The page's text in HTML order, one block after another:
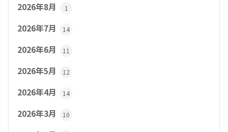
2026年8月 1
2026年7月 14
2026年6月 11
2026年5月 12
2026年4月 14
2026年3月 10